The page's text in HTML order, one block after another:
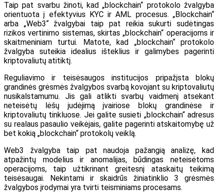
Taip pat svarbu žinoti, kad „blockchain“ protokolo žvalgyba
orientuota į efektyvius KYC ir AML procesus. „Blockchain“
arba „Web3“ žvalgybai taip pat reikia sukurti sudėtingas
rizikos vertinimo sistemas, skirtas „blockchain“ operacijoms ir
skaitmeniniam turtui. Matote, kad „blockchain“ protokolo
žvalgyba suteikia idealius išteklius ir galimybes pagerinti
kriptovaliutų atitiktį.
Reguliavimo ir teisėsaugos institucijos pripažįsta blokų
grandinės grėsmės žvalgybos svarbą kovojant su kriptovaliutų
nusikalstamumu. Jis gali atlikti svarbų vaidmenį atsekant
neteisėtų lėšų judėjimą įvairiose blokų grandinėse ir
kriptovaliutų tinkluose. Jei galite susieti „blockchain“ adresus
su realaus pasaulio veikėjais, galite pagerinti atskaitomybę už
bet kokią „blockchain“ protokolų veiklą.
Web3 žvalgyba taip pat naudoja pažangią analizę, kad
atpažintų modelius ir anomalijas, būdingas neteisėtoms
operacijoms, taip užtikrinant greitesnį ataskaitų teikimą
teisėsaugai. Nekintami ir skaidrūs žiniatinklio 3 grėsmės
žvalgybos įrodymai yra tvirti teisminiams procesams.